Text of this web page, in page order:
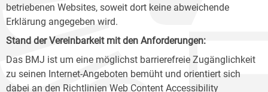
betriebenen Websites, soweit dort keine abweichende
Erklärung angegeben wird.
Stand der Vereinbarkeit mit den Anforderungen:
Das BMJ ist um eine möglichst barrierefreie Zugänglichkeit
zu seinen Internet-Angeboten bemüht und orientiert sich
dabei an den Richtlinien Web Content Accessibility